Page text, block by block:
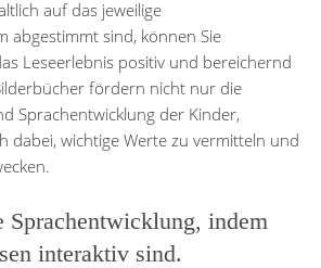
auf das jeweilige
abgestimmt sind, können Sie
Leseerlebnis positiv und bereichernd
fördern nicht nur die
Sprachentwicklung der Kinder,
dabei, wichtige Werte zu vermitteln und
Sprachentwicklung, indem
interaktiv sind.